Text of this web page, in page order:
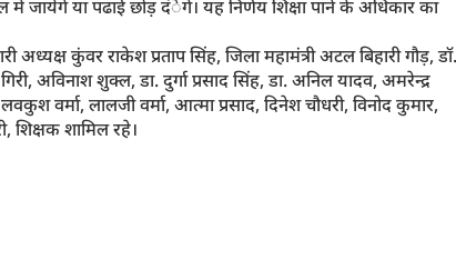
में जायेंगे या पढाई छोड़ दंेगे। यह निर्णय शिक्षा पाने के अधिकार का
कुंवर राकेश प्रताप सिंह, जिला महामंत्री अटल बिहारी गौड़, डॉ.
अविनाश शुक्ल, डा. दुर्गा प्रसाद सिंह, डा. अनिल यादव, अमरेन्द्र
वर्मा, लालजी वर्मा, आत्मा प्रसाद, दिनेश चौधरी, विनोद कुमार,
शिक्षक शामिल रहे।